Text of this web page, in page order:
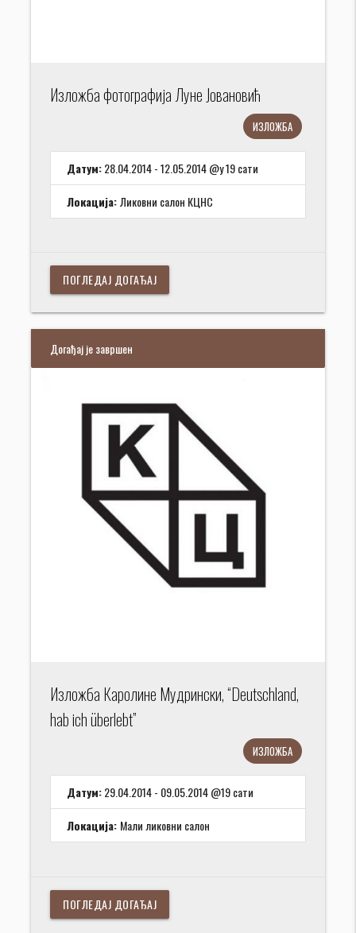
Изложба фотографија Луне Јовановић
ИЗЛОЖБА
Датум:28.04.2014 - 12.05.2014 @у 19 сати
Локација:Ликовни салон КЦНС
ПОГЛЕДАЈ ДОГАЂАЈ
Догађај је завршен
Изложба Каролине Мудрински, “Deutschland,
hab ich überlebt”
ИЗЛОЖБА
Датум:29.04.2014 - 09.05.2014 @19 сати
Локација: Мали ликовни салон
ПОГЛЕДАЈ ДОГАЂАЈ